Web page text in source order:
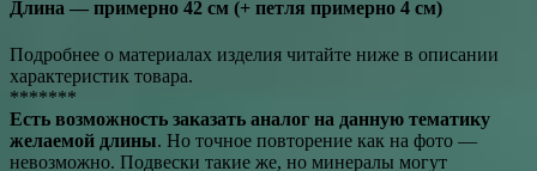
Длина — примерно 42 см (+ петля примерно 4 см)
Подробнее о материалах изделия читайте ниже в описании
характеристик товара.
*******
Есть возможность заказать аналог на данную тематику
желаемой длины. Но точное повторение как на фото —
невозможно. Подвески такие же, но минералы могут